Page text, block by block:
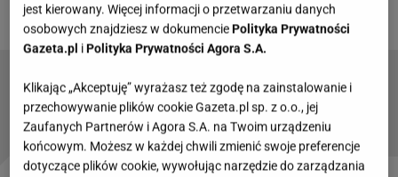
zainteresowaniach syna. Też zostanie aktorem?
"Kevin sam w domu". Czym zajmuje się tata
Kevina McCallistera? Możecie się zdziwić
jest kierowany. Więcej informacji o przetwarzaniu danych
osobowych znajdziesz w dokumencie Polityka Prywatności
Gazeta.pl i Polityka Prywatności Agora S.A.
Klikając „Akceptuję” wyrażasz też zgodę na zainstalowanie i
przechowywanie plików cookie Gazeta.pl sp. z o.o., jej
Zaufanych Partnerów i Agora S.A. na Twoim urządzeniu
końcowym. Możesz w każdej chwili zmienić swoje preferencje
dotyczące plików cookie, wywołując narzędzie do zarządzania